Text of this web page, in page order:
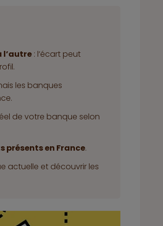
l’autre : l’écart peut
les banques
de votre banque selon
présents en France.
actuelle et découvrir les